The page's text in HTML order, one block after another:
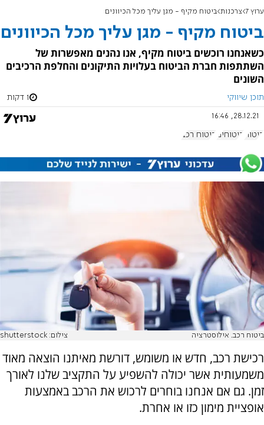
ערוץ 7 צרכנות ביטוח מקיף - מגן עליך מכל הכיוונים
ביטוח מקיף - מגן עליך מכל הכיוונים
כשאנחנו רוכשים ביטוח מקיף, אנו נהנים מאפשרות של
השתתפות חברת הביטוח בעלויות התיקונים והחלפת הרכיבים
השונים
תוכן שיווקי 1 דקות
28.12.21, 16:46
ביטוח ביטוחים ביטוח רכב
ביטוח רכב. אילוסטרציה צילום: shutterstock
רכישת רכב, חדש או משומש, דורשת מאיתנו הוצאה מאוד
משמעותית אשר יכולה להשפיע על התקציב שלנו לאורך
זמן. גם אם אנחנו בוחרים לרכוש את הרכב באמצעות
אופציית מימון כזו או אחרת.